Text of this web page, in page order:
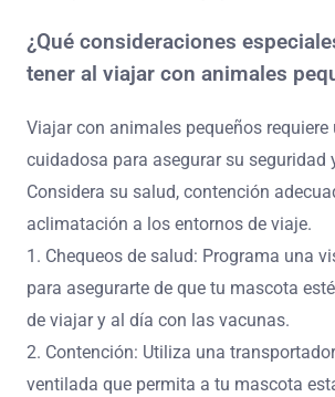
¿Qué consideraciones
tener al viajar con animales
Viajar con animales pequeños
cuidadosa para asegurar su seguridad
Considera su salud, contención
aclimatación a los entornos de viaje.
1. Chequeos de salud: Programa una
para asegurarte de que tu mascota
de viajar y al día con las vacunas.
2. Contención: Utiliza una
ventilada que permita a tu mascota